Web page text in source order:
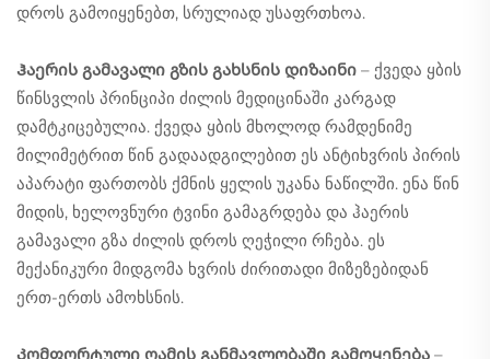
დროს გამოიყენებთ, სრულიად უსაფრთხოა.
Ჰაერის გამავალი გზის გახსნის დიზაინი – ქვედა ყბის
წინსვლის პრინციპი ძილის მედიცინაში კარგად
დამტკიცებულია. ქვედა ყბის მხოლოდ რამდენიმე
მილიმეტრით წინ გადაადგილებით ეს ანტიხვრის პირის
აპარატი ფართობს ქმნის ყელის უკანა ნაწილში. ენა წინ
მიდის, ხელოვნური ტვინი გამაგრდება და ჰაერის
გამავალი გზა ძილის დროს ღეჭილი რჩება. ეს
მექანიკური მიდგომა ხვრის ძირითადი მიზეზებიდან
ერთ-ერთს ამოხსნის.
Კომფორტული ღამის განმავლობაში გამოყენება –